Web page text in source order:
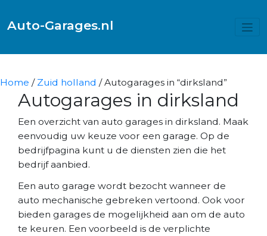
Auto-Garages.nl
Home / Zuid holland / Autogarages in “dirksland”
Autogarages in dirksland
Een overzicht van auto garages in dirksland. Maak
eenvoudig uw keuze voor een garage. Op de
bedrijfpagina kunt u de diensten zien die het
bedrijf aanbied.
Een auto garage wordt bezocht wanneer de
auto mechanische gebreken vertoond. Ook voor
bieden garages de mogelijkheid aan om de auto
te keuren. Een voorbeeld is de verplichte